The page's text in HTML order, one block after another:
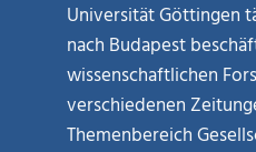
Universität Göttingen
nach Budapest
wissenschaftlichen
verschiedenen
Themenbereich